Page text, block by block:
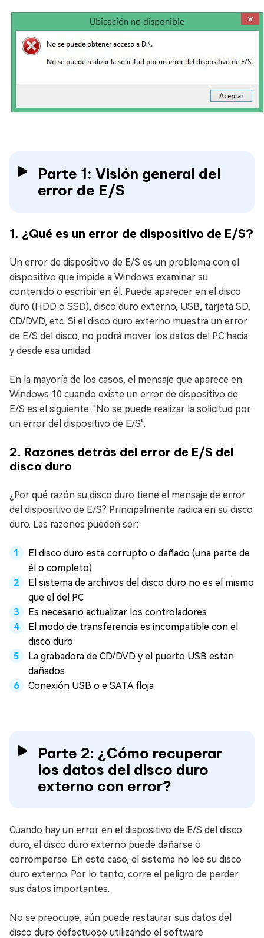
Parte 1: Visión general del
error de E/S
1. ¿Qué es un error de dispositivo de E/S?
Un error de dispositivo de E/S es un problema con el
dispositivo que impide a Windows examinar su
contenido o escribir en él. Puede aparecer en el disco
duro (HDD o SSD), disco duro externo, USB, tarjeta SD,
CD/DVD, etc. Si el disco duro externo muestra un error
de E/S del disco, no podrá mover los datos del PC hacia
y desde esa unidad.
En la mayoría de los casos, el mensaje que aparece en
Windows 10 cuando existe un error de dispositivo de
E/S es el siguiente: "No se puede realizar la solicitud por
un error del dispositivo de E/S".
2. Razones detrás del error de E/S del
disco duro
¿Por qué razón su disco duro tiene el mensaje de error
del dispositivo de E/S? Principalmente radica en su disco
duro. Las razones pueden ser:
El disco duro está corrupto o dañado (una parte de
él o completo)
El sistema de archivos del disco duro no es el mismo
que el del PC
Es necesario actualizar los controladores
El modo de transferencia es incompatible con el
disco duro
La grabadora de CD/DVD y el puerto USB están
dañados
Conexión USB o e SATA floja
Parte 2: ¿Cómo recuperar
los datos del disco duro
externo con error?
Cuando hay un error en el dispositivo de E/S del disco
duro, el disco duro externo puede dañarse o
corromperse. En este caso, el sistema no lee su disco
duro externo. Por lo tanto, corre el peligro de perder
sus datos importantes.
No se preocupe, aún puede restaurar sus datos del
disco duro defectuoso utilizando el software